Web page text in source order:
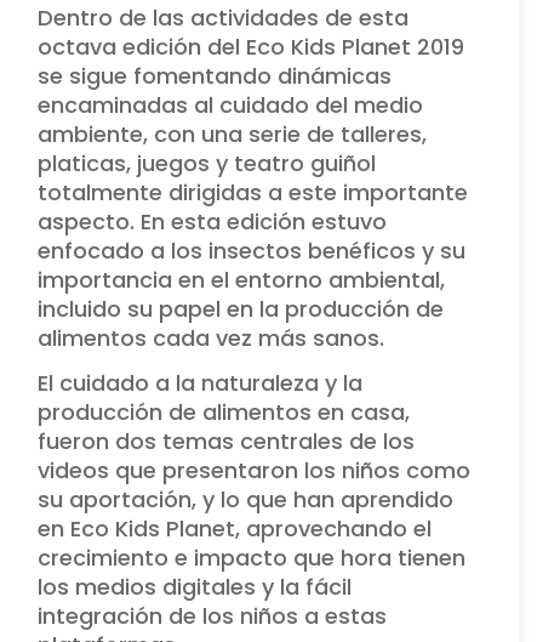
Dentro de las actividades de esta
octava edición del Eco Kids Planet 2019
se sigue fomentando dinámicas
encaminadas al cuidado del medio
ambiente, con una serie de talleres,
platicas, juegos y teatro guiñol
totalmente dirigidas a este importante
aspecto. En esta edición estuvo
enfocado a los insectos benéficos y su
importancia en el entorno ambiental,
incluido su papel en la producción de
alimentos cada vez más sanos.
El cuidado a la naturaleza y la
producción de alimentos en casa,
fueron dos temas centrales de los
videos que presentaron los niños como
su aportación, y lo que han aprendido
en Eco Kids Planet, aprovechando el
crecimiento e impacto que hora tienen
los medios digitales y la fácil
integración de los niños a estas